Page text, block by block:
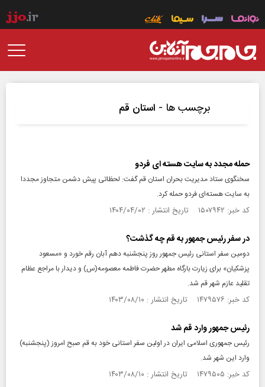
برچسب ها - استان قم
حمله مجدد به سایت هسته‌ ای فردو
سخنگوی ستاد مدیریت بحران استان قم گفت: لحظاتی پیش دشمن متجاوز مجددا
به سایت هسته‌ای فردو حمله کرد.
کد خبر: ۱۵۰۷۹۴۲ تاریخ انتشار : ۱۴۰۴/۰۴/۰۲
در سفر رئیس جمهور به قم چه گذشت؟
دومین سفر استانی رئیس جمهور روز پنجشنبه دهم آبان رقم خورد و «مسعود
پزشکیان» برای زیارت بارگاه مطهر حضرت فاطمه معصومه(س) و دیدار با مراجع عظام
تقلید عازم شهر قم شد.
کد خبر: ۱۴۷۹۵۷۶ تاریخ انتشار : ۱۴۰۳/۰۸/۱۰
رئیس جمهور وارد قم شد
رئیس جمهوری اسلامی ایران در اولین سفر استانی خود به قم صبح امروز (پنجشنبه)
وارد این شهر شد.
کد خبر: ۱۴۷۹۵۰۵ تاریخ انتشار : ۱۴۰۳/۰۸/۱۰